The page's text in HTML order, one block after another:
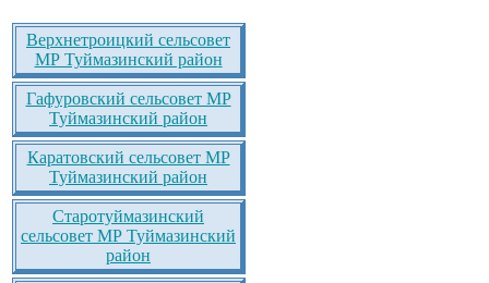
Верхнетроицкий сельсовет
МР Туймазинский район
Гафуровский сельсовет МР
Туймазинский район
Каратовский сельсовет МР
Туймазинский район
Старотуймазинский
сельсовет МР Туймазинский
район